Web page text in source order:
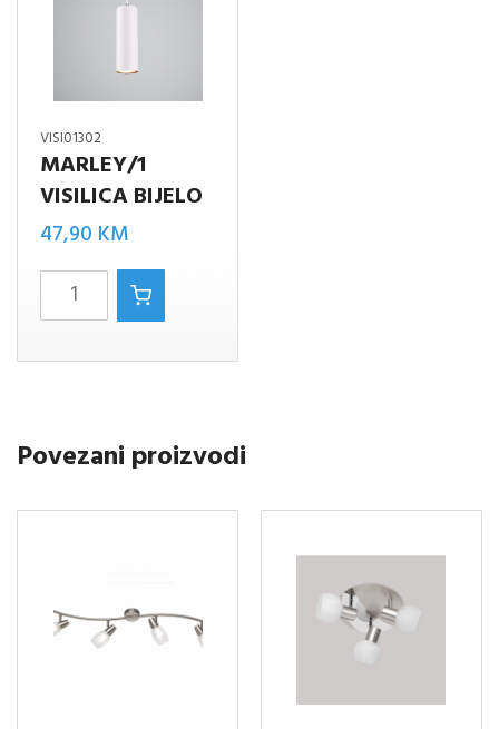
VISI01302
MARLEY/1
VISILICA BIJELO
47,90 KM
MARLEY/1
VISILICA
BIJELO
Povezani proizvodi